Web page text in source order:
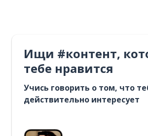
Ищи #контент,
тебе нравится
Учись говорить о том, что
действительно интересует